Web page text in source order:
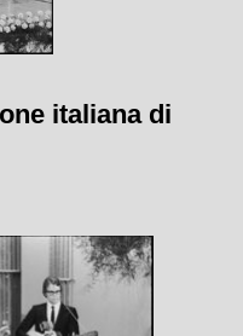
italiana di